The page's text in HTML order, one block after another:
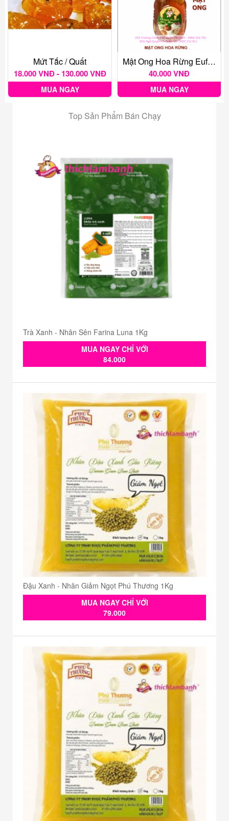
Mứt Tắc / Quất
18.000 VNĐ - 130.000 VNĐ
MUA NGAY
Mật Ong Hoa Rừng Eufood 360gr
40.000 VNĐ
MUA NGAY
Top Sản Phẩm Bán Chạy
Trà Xanh - Nhân Sên Farina Luna 1Kg
MUA NGAY CHỈ VỚI
84.000
Đậu Xanh - Nhân Giảm Ngọt Phú Thương 1Kg
MUA NGAY CHỈ VỚI
79.000